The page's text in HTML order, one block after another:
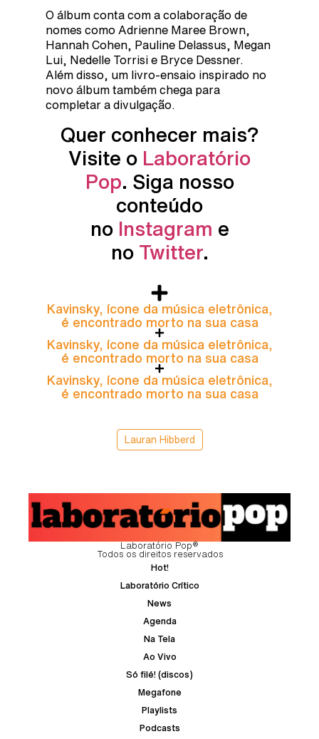
O álbum conta com a colaboração de
nomes como Adrienne Maree Brown,
Hannah Cohen, Pauline Delassus, Megan
Lui, Nedelle Torrisi e Bryce Dessner.
Além disso, um livro-ensaio inspirado no
novo álbum também chega para
completar a divulgação.
Quer conhecer mais?
Visite o Laboratório
Pop. Siga nosso
conteúdo
no Instagram e
no Twitter.
Kavinsky, ícone da música eletrônica,
é encontrado morto na sua casa
Kavinsky, ícone da música eletrônica,
é encontrado morto na sua casa
Kavinsky, ícone da música eletrônica,
é encontrado morto na sua casa
Lauran Hibberd
Laboratório Pop®
Todos os direitos reservados
Hot!
Laboratório Crítico
News
Agenda
Na Tela
Ao Vivo
Só filé! (discos)
Megafone
Playlists
Podcasts